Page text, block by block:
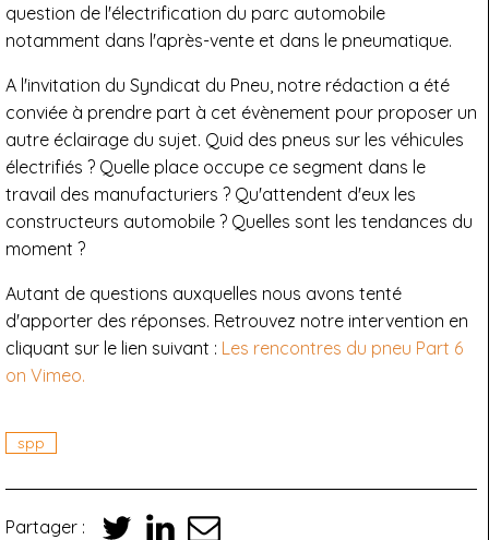
question de l'électrification du parc automobile
notamment dans l'après-vente et dans le pneumatique.
A l'invitation du Syndicat du Pneu, notre rédaction a été
conviée à prendre part à cet évènement pour proposer un
autre éclairage du sujet. Quid des pneus sur les véhicules
électrifiés ? Quelle place occupe ce segment dans le
travail des manufacturiers ? Qu'attendent d'eux les
constructeurs automobile ? Quelles sont les tendances du
moment ?
Autant de questions auxquelles nous avons tenté
d'apporter des réponses. Retrouvez notre intervention en
cliquant sur le lien suivant : Les rencontres du pneu Part 6
on Vimeo.
spp
Partager :